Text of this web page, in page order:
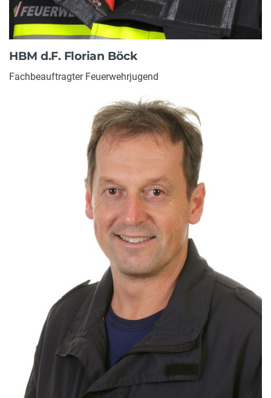
HBM d.F. Florian Böck
Fachbeauftragter Feuerwehrjugend